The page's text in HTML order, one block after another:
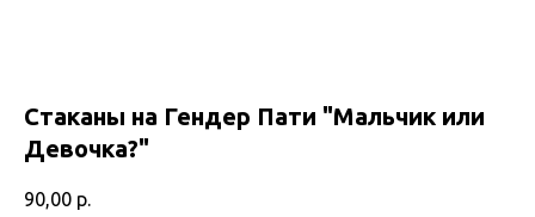
Стаканы на Гендер Пати "Мальчик или
Девочка?"
90,00 р.